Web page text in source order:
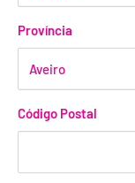
Província
Código Postal